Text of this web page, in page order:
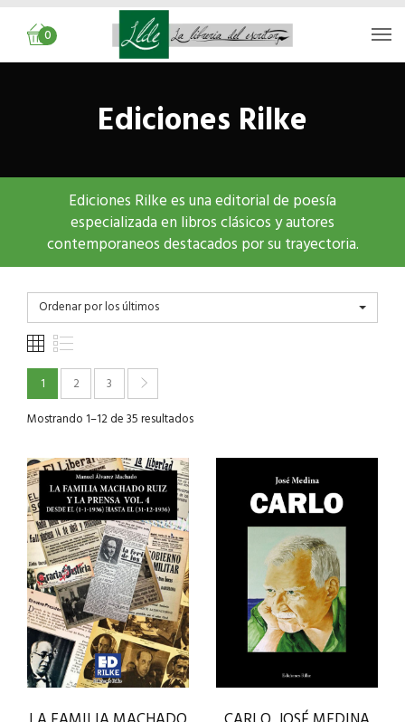
0
Ediciones Rilke
Ediciones Rilke es una editorial de poesía
especializada en libros clásicos y autores
contemporaneos destacados por su trayectoria.
Ordenar por los últimos
1 2
3
Mostrando 1–12 de 35 resultados